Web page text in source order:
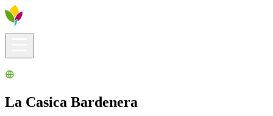
La Casica Bardenera